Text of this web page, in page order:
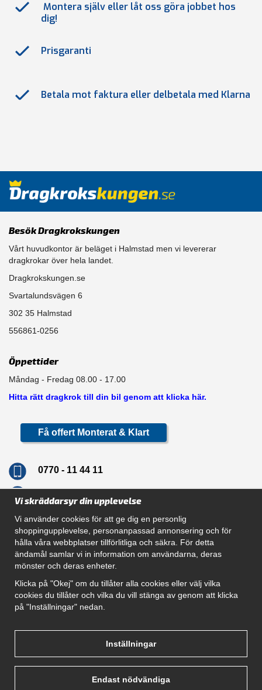
Montera själv eller låt oss göra jobbet hos
dig!
Prisgaranti
Betala mot faktura eller delbetala med Klarna
Besök Dragkrokskungen
Vårt huvudkontor är beläget i Halmstad men vi levererar
dragkrokar över hela landet.
Dragkrokskungen.se
Svartalundsvägen 6
302 35 Halmstad
556861-0256
Öppettider
Måndag - Fredag 08.00 - 17.00
Hitta rätt dragkrok till din bil genom att klicka här.
Få offert Monterat & Klart
0770 - 11 44 11
Navigation
Hur beställer jag
Gör Det Själv Paket
Montera dragkrok
SUPPORT
Villkor
Vi skräddarsyr din upplevelse
Vi använder cookies för att ge dig en personlig
shoppingupplevelse, personanpassad annonsering och för
hålla våra webbplatser tillförlitliga och säkra. För detta
ändamål samlar vi in information om användarna, deras
mönster och deras enheter.
Klicka på "Okej" om du tillåter alla cookies eller välj vilka
cookies du tillåter och vilka du vill stänga av genom att klicka
på "Inställningar" nedan.
Inställningar
Endast nödvändiga